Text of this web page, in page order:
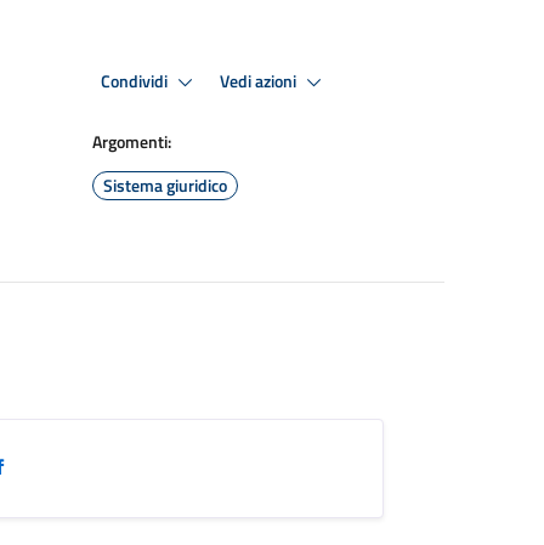
Condividi Vedi azioni
Argomenti:
Sistema giuridico